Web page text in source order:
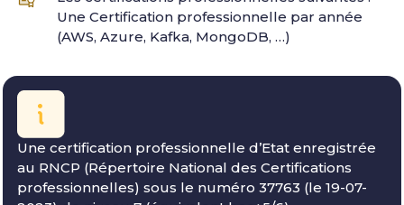
Une Certification professionnelle par année
(AWS, Azure, Kafka, MongoDB, …)
Une certification professionnelle d’Etat enregistrée
au RNCP (Répertoire National des Certifications
professionnelles) sous le numéro 37763 (le 19-07-